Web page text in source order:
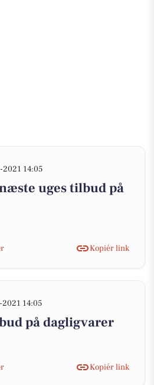
2021 14:05
uges tilbud på
Kopiér link
2021 14:05
på dagligvarer
Kopiér link